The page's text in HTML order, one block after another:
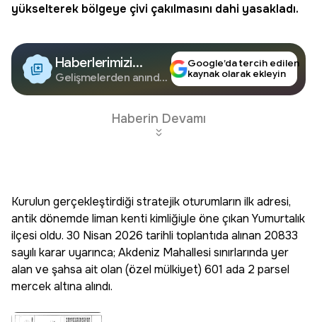
yükselterek bölgeye çivi çakılmasını dahi yasakladı.
Haberlerimizi
Google'da Takip
Edin
Gelişmelerden anında
Google’da tercih edilen
kaynak olarak ekleyin
Haberin Devamı
Kurulun gerçekleştirdiği stratejik oturumların ilk adresi,
antik dönemde liman kenti kimliğiyle öne çıkan Yumurtalık
ilçesi oldu. 30 Nisan 2026 tarihli toplantıda alınan 20833
sayılı karar uyarınca; Akdeniz Mahallesi sınırlarında yer
alan ve şahsa ait olan (özel mülkiyet) 601 ada 2 parsel
mercek altına alındı.